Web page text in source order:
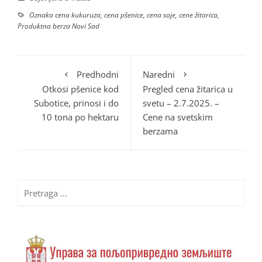
Oznakacena kukuruza, cena pšenice, cena soje, cene žitarica,
Produktna berza Novi Sad
Predhodni
Otkosi pšenice kod
Subotice, prinosi i do
10 tona po hektaru
Naredni
Pregled cena žitarica u
svetu – 2.7.2025. –
Cene na svetskim
berzama
za: